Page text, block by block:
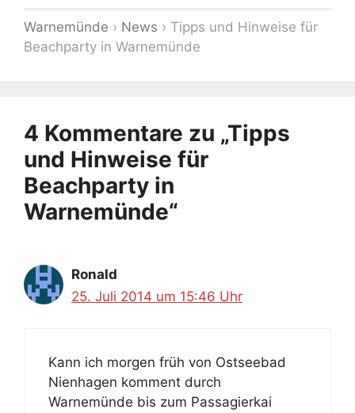
Warnemünde › News › Tipps und Hinweise für
Beachparty in Warnemünde
4 Kommentare zu „Tipps
und Hinweise für
Beachparty in
Warnemünde“
Ronald
25. Juli 2014 um 15:46 Uhr
Kann ich morgen früh von Ostseebad
Nienhagen komment durch
Warnemünde bis zum Passagierkai